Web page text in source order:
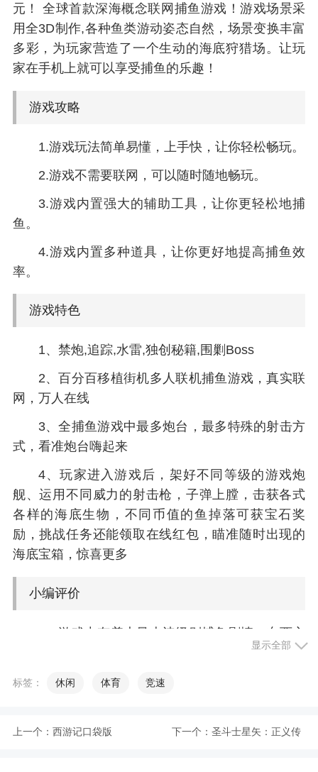
元！ 全球首款深海概念联网捕鱼游戏！游戏场景采
用全3D制作,各种鱼类游动姿态自然，场景变换丰富
多彩，为玩家营造了一个生动的海底狩猎场。让玩
家在手机上就可以享受捕鱼的乐趣！
游戏攻略
1.游戏玩法简单易懂，上手快，让你轻松畅玩。
2.游戏不需要联网，可以随时随地畅玩。
3.游戏内置强大的辅助工具，让你更轻松地捕
鱼。
4.游戏内置多种道具，让你更好地提高捕鱼效
率。
游戏特色
1、禁炮,追踪,水雷,独创秘籍,围剿Boss
2、百分百移植街机多人联机捕鱼游戏，真实联
网，万人在线
3、全捕鱼游戏中最多炮台，最多特殊的射击方
式，看准炮台嗨起来
4、玩家进入游戏后，架好不同等级的游戏炮
舰、运用不同威力的射击枪，子弹上膛，击获各式
各样的海底生物，不同币值的鱼掉落可获宝石奖
励，挑战任务还能领取在线红包，瞄准随时出现的
海底宝箱，惊喜更多
小编评价
1、游戏中有着大量史诗级别捕鱼剧情，东西方
海域大战已经为您来开启，一炸爆富，快来攀登你
着充钱比谁厉害，毫无捕鱼乐趣，还是来玩这个
显示全部
标签： 休闲 体育 竞速
上一个： 西游记口袋版 下一个： 圣斗士星矢：正义传